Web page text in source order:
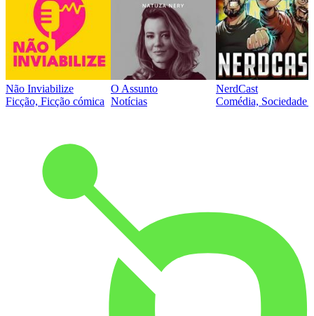
Não Inviabilize
Ficção, Ficção cómica
O Assunto
Notícias
NerdCast
Comédia, Sociedade